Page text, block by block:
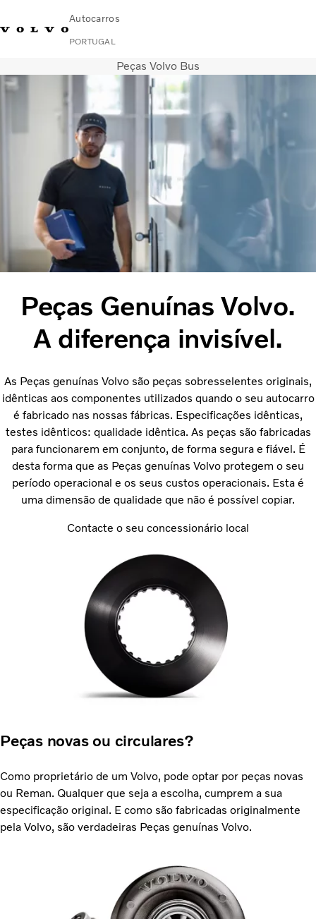
Autocarros
PORTUGAL
Encontrar concessionário
Urbanos e intercidades
Autocarros de turismo
Porquê a Volvo?
Notícias E Histórias
Contacto
Peças Volvo Bus
Peças Genuínas Volvo.
A diferença invisível.
As Peças genuínas Volvo são peças sobresselentes originais,
idênticas aos componentes utilizados quando o seu autocarro
é fabricado nas nossas fábricas. Especificações idênticas,
testes idênticos: qualidade idêntica. As peças são fabricadas
para funcionarem em conjunto, de forma segura e fiável. É
desta forma que as Peças genuínas Volvo protegem o seu
período operacional e os seus custos operacionais. Esta é
uma dimensão de qualidade que não é possível copiar.
Contacte o seu concessionário local
Peças novas ou circulares?
Como proprietário de um Volvo, pode optar por peças novas
ou Reman. Qualquer que seja a escolha, cumprem a sua
especificação original. E como são fabricadas originalmente
pela Volvo, são verdadeiras Peças genuínas Volvo.